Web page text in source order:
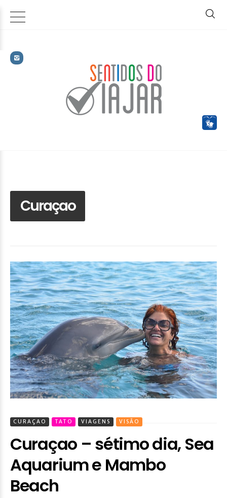
Curaçao
CURAÇAO TATO VIAGENS VISÃO
Curaçao – sétimo dia, Sea
Aquarium e Mambo
Beach